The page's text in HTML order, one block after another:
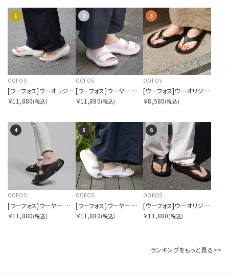
1
OOFOS
[ウーフォス]ウーオリジナルプラス チョーク
￥11,880(税込)
2
OOFOS
[ウーフォス]ウーヤー プリムローズ
￥11,880(税込)
3
OOFOS
[ウーフォス]ウーオリジナル ブラック
￥8,580(税込)
4
OOFOS
[ウーフォス]ウーヤー ブラック
￥11,880(税込)
5
OOFOS
[ウーフォス]ウーヤー チョーク
￥11,880(税込)
6
OOFOS
[ウーフォス]ウーオリジナルプラス ブラック
￥11,880(税込)
ランキングをもっと見る>>